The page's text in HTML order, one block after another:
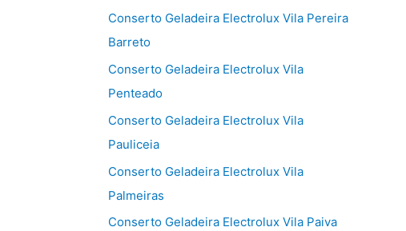
Conserto Geladeira Electrolux Vila Pereira
Barreto
Conserto Geladeira Electrolux Vila
Penteado
Conserto Geladeira Electrolux Vila
Pauliceia
Conserto Geladeira Electrolux Vila
Palmeiras
Conserto Geladeira Electrolux Vila Paiva